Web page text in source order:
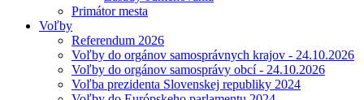
Primátor mesta
Voľby
Referendum 2026
Voľby do orgánov samosprávnych krajov - 24.10.2026
Voľby do orgánov samosprávy obcí - 24.10.2026
Voľba prezidenta Slovenskej republiky 2024